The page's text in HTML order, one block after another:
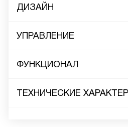
ДИЗАЙН
УПРАВЛЕНИЕ
ФУНКЦИОНАЛ
ТЕХНИЧЕСКИЕ